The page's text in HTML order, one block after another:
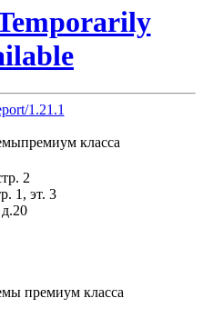
1.21.1
премиум класса
2
1, эт. 3
премиум класса